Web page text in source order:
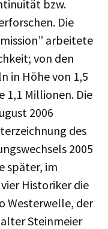
bzw.
Die
arbeitete
von den
in Höhe von 1,5
1,1 Millionen. Die
2006
des
2005
später, im
Historiker die
Westerwelle, der
Steinmeier